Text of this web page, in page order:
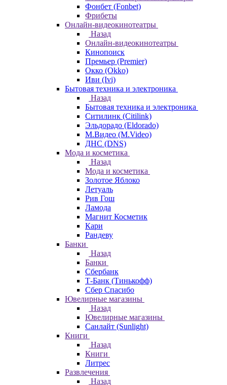
Фонбет (Fonbet)
Фрибеты
Онлайн-видеокинотеатры
Назад
Онлайн-видеокинотеатры
Кинопоиск
Премьер (Premier)
Окко (Okko)
Иви (Ivi)
Бытовая техника и электроника
Назад
Бытовая техника и электроника
Ситилинк (Citilink)
Эльдорадо (Eldorado)
М.Видео (M.Video)
ДНС (DNS)
Мода и косметика
Назад
Мода и косметика
Золотое Яблоко
Летуаль
Рив Гош
Ламода
Магнит Косметик
Кари
Рандеву
Банки
Назад
Банки
Сбербанк
Т-Банк (Тинькофф)
Сбер Спасибо
Ювелирные магазины
Назад
Ювелирные магазины
Санлайт (Sunlight)
Книги
Назад
Книги
Литрес
Развлечения
Назад